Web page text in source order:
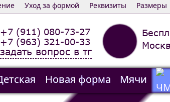
Размеры
Реквизиты
Уход за формой
+7 (911) 080-73-27
+7 (963) 321-00-33
задать вопрос в тг
Новая форма Мячи